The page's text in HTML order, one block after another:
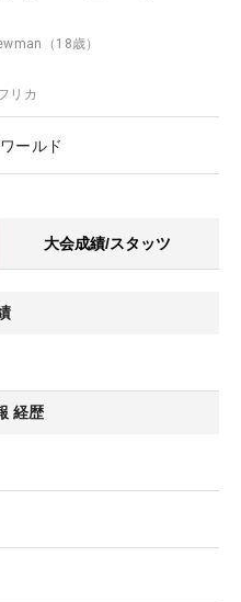
（18歳）
リカ
ールド
大会成績/スタッツ
経歴